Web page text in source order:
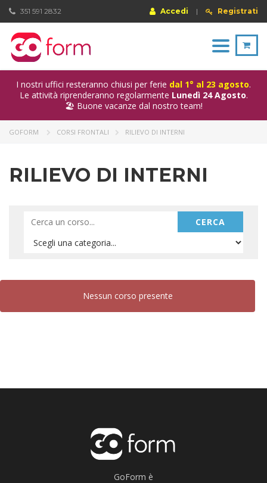
Accedi | Registrati
351 591 2832
Toggle
navigation
I nostri uffici resteranno chiusi per ferie dal 1° al 23 agosto.
Le attività riprenderanno regolarmente Lunedì 24 Agosto.
🏖️ Buone vacanze dal nostro team!
GOFORM CORSI FRONTALI RILIEVO DI INTERNI
RILIEVO DI INTERNI
Nessun corso presente
GoForm è